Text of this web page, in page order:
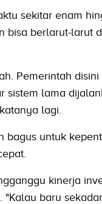
sekitar enam
bisa berlarut-larut
Pemerintah
sistem lama
lagi.
bagus untuk
kinerja
baru